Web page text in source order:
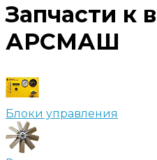
Запчасти к
АРСМАШ
Блоки управления